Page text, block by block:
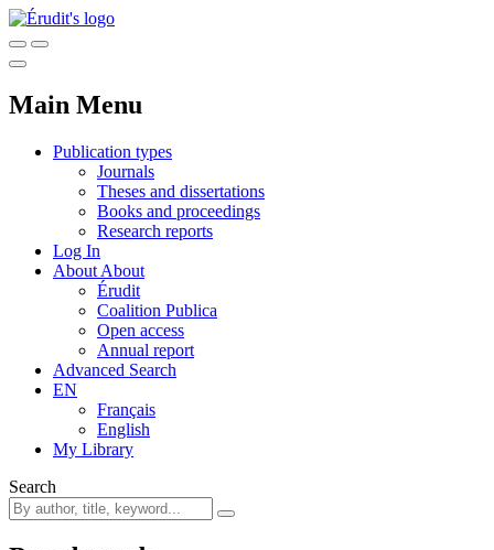
Main Menu
Publication types
Journals
Theses and dissertations
Books and proceedings
Research reports
Log In
About About
Érudit
Coalition Publica
Open access
Annual report
Advanced Search
EN
Français
English
My Library
Search